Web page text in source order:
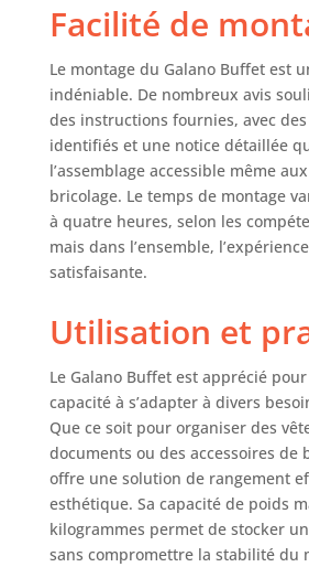
partir
pour
durable
votre
buffet
pour
et sans
des
claires
par
Facilité de
Le montage du Galano Buffet est
indéniable. De nombreux avis
des instructions fournies, avec
identifiés et une notice détaillée
l’assemblage accessible même
bricolage. Le temps de montage
à quatre heures, selon les
mais dans l’ensemble,
satisfaisante.
Utilisation et
Le Galano Buffet est apprécié
capacité à s’adapter à divers
Que ce soit pour organiser des
documents ou des accessoires de
offre une solution de rangement
esthétique. Sa capacité de poids
kilogrammes permet de stocker
sans compromettre la stabilité du